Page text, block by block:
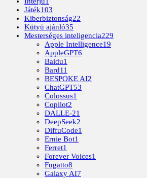
Játék103
Kiberbiztonság22
Kütyü ajánló35
Mesterséges inteligencia229
Apple Intelligence19
AppleGPT6
Baidu1
Bard11
BESPOKE AI2
ChatGPT53
Colossus1
Copilot2
DALLE-21
DeepSeek2
DiffuCode1
Ernie Bot1
Ferret1
Forever Voices1
Fugatto8
Galaxy AI7